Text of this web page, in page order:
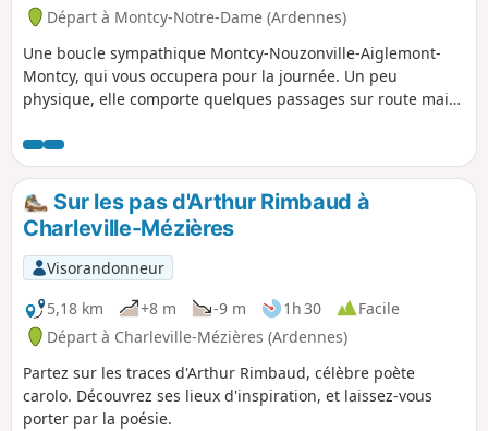
Départ à Montcy-Notre-Dame (Ardennes)
Une boucle sympathique Montcy-Nouzonville-Aiglemont-
Montcy, qui vous occupera pour la journée. Un peu
physique, elle comporte quelques passages sur route mais
se trouvent à l'entrée de la Vallée de la Meuse (La Valeye).
Quelques points de vue appréciables, même si certains
points de passage obligés vous amènent à de petits trajets
en agglomération. Vous pouvez aussi choisir de faire ce
circuit en sens inverse.
Sur les pas d'Arthur Rimbaud à
Charleville-Mézières
Visorandonneur
5,18 km
+8 m -9 m 1h 30
Facile
Départ à Charleville-Mézières (Ardennes)
Partez sur les traces d'Arthur Rimbaud, célèbre poète
carolo. Découvrez ses lieux d'inspiration, et laissez-vous
porter par la poésie.